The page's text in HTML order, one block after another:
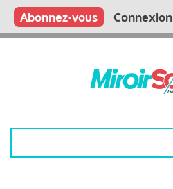
Aller
contenu
Main
Qui sommes nous ?
Vous publiez
Nous publions
Contactez-nous
Abonnez-vous Connexion